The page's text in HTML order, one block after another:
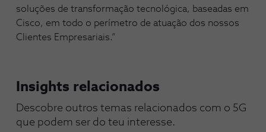
soluções de transformação tecnológica, baseadas em
Cisco, em todo o perímetro de atuação dos nossos
Clientes Empresariais.”
Insights relacionados
Descobre outros temas relacionados com o 5G
que podem ser do teu interesse.